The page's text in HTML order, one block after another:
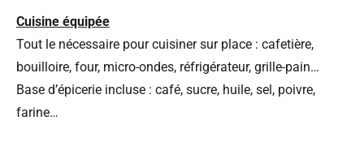
Cuisine équipée
Tout le nécessaire pour cuisiner sur place : cafetière,
bouilloire, four, micro-ondes, réfrigérateur, grille-pain…
Base d’épicerie incluse : café, sucre, huile, sel, poivre,
farine…